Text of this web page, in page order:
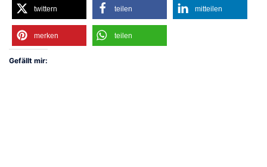
twittern teilen mitteilen
merken teilen
Gefällt mir: